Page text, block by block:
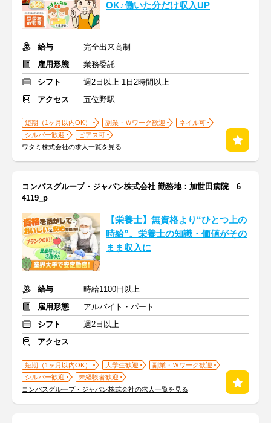
OK♪働いた分だけ収入UP
給与
完全出来高制
雇用形態
業務委託
シフト
週2日以上 1日2時間以上
アクセス
五位野駅
短期（1ヶ月以内OK） 副業・Ｗワーク歓迎
ネイル可
シルバー歓迎
ピアス可
ワタミ株式会社の求人一覧を見る
コンパスグループ・ジャパン株式会社 勤務地：加世田病院 6
4119_p
【栄養士】無資格より“ひとつ上の
時給”。栄養士の知識・価値がその
まま収入に
給与
時給1100円以上
雇用形態
アルバイト・パート
シフト
週2日以上
アクセス
短期（1ヶ月以内OK） 大学生歓迎
副業・Ｗワーク歓迎
シルバー歓迎
未経験者歓迎
コンパスグループ・ジャパン株式会社の求人一覧を見る